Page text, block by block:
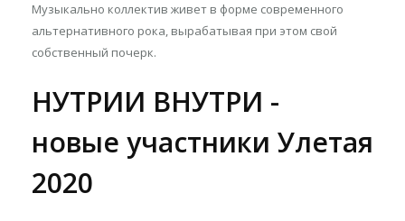
Музыкально коллектив живет в форме современного
альтернативного рока, вырабатывая при этом свой
собственный почерк.
НУТРИИ ВНУТРИ -
новые участники Улетая
2020